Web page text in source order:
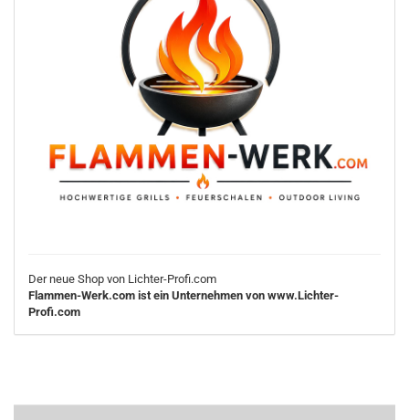
Der neue Shop von Lichter-Profi.com
Flammen-Werk.com ist ein Unternehmen von www.Lichter-
Profi.com